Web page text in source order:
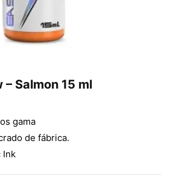
Salmon 15 ml
gama
de fábrica.
Ink